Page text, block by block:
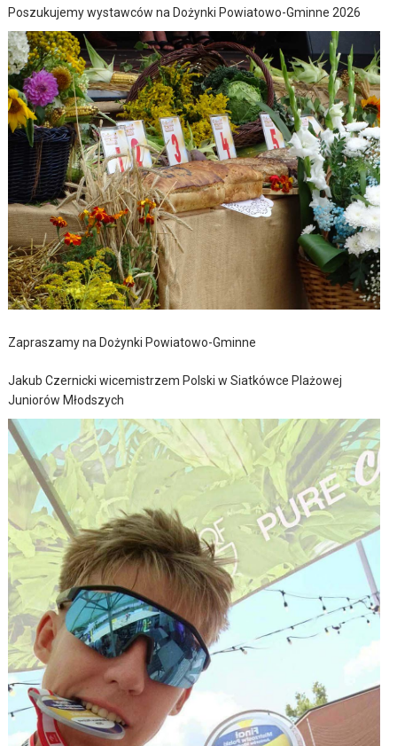
Poszukujemy wystawców na Dożynki Powiatowo-Gminne 2026
Zapraszamy na Dożynki Powiatowo-Gminne
Jakub Czernicki wicemistrzem Polski w Siatkówce Plażowej
Juniorów Młodszych